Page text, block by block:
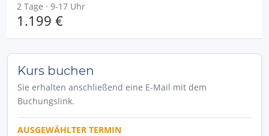
2 Tage · 9-17 Uhr
1.199 €
Kurs buchen
Sie erhalten anschließend eine E-Mail mit dem
Buchungslink.
AUSGEWÄHLTER TERMIN